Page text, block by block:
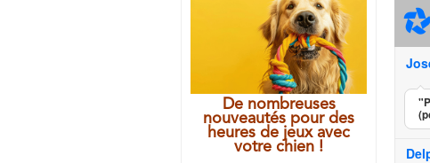
De nombreuses
nouveautés pour des
heures de jeux avec
votre chien !